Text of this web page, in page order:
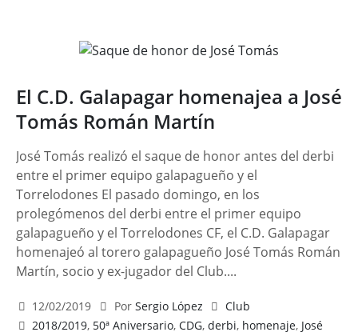
El C.D. Galapagar homenajea a José
Tomás Román Martín
José Tomás realizó el saque de honor antes del derbi
entre el primer equipo galapagueño y el
Torrelodones El pasado domingo, en los
prolegómenos del derbi entre el primer equipo
galapagueño y el Torrelodones CF, el C.D. Galapagar
homenajeó al torero galapagueño José Tomás Román
Martín, socio y ex-jugador del Club....
12/02/2019 Por Sergio López
Club
2018/2019, 50ª Aniversario,CDG,derbi, homenaje, José